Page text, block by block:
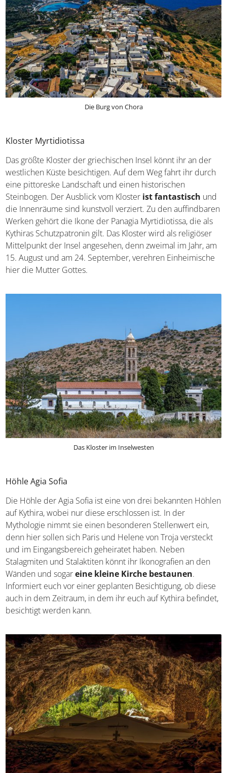
Die Burg von Chora
Kloster Myrtidiotissa
Das größte Kloster der griechischen Insel könnt ihr an der
westlichen Küste besichtigen. Auf dem Weg fahrt ihr durch
eine pittoreske Landschaft und einen historischen
Steinbogen. Der Ausblick vom Kloster ist fantastisch und
die Innenräume sind kunstvoll verziert. Zu den auffindbaren
Werken gehört die Ikone der Panagia Myrtidiotissa, die als
Kythiras Schutzpatronin gilt. Das Kloster wird als religiöser
Mittelpunkt der Insel angesehen, denn zweimal im Jahr, am
15. August und am 24. September, verehren Einheimische
hier die Mutter Gottes.
Das Kloster im Inselwesten
Höhle Agia Sofia
Die Höhle der Agia Sofia ist eine von drei bekannten Höhlen
auf Kythira, wobei nur diese erschlossen ist. In der
Mythologie nimmt sie einen besonderen Stellenwert ein,
denn hier sollen sich Paris und Helene von Troja versteckt
und im Eingangsbereich geheiratet haben. Neben
Stalagmiten und Stalaktiten könnt ihr Ikonografien an den
Wänden und sogareine kleine Kirche bestaunen.
Informiert euch vor einer geplanten Besichtigung, ob diese
auch in dem Zeitraum, in dem ihr euch auf Kythira befindet,
besichtigt werden kann.